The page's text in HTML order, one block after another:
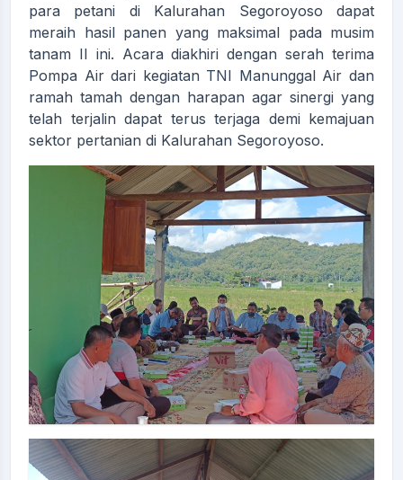
para petani di Kalurahan Segoroyoso dapat
meraih hasil panen yang maksimal pada musim
tanam II ini. Acara diakhiri dengan serah terima
Pompa Air dari kegiatan TNI Manunggal Air dan
ramah tamah dengan harapan agar sinergi yang
telah terjalin dapat terus terjaga demi kemajuan
sektor pertanian di Kalurahan Segoroyoso.